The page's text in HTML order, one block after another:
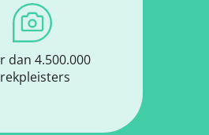
dan 4.500.000